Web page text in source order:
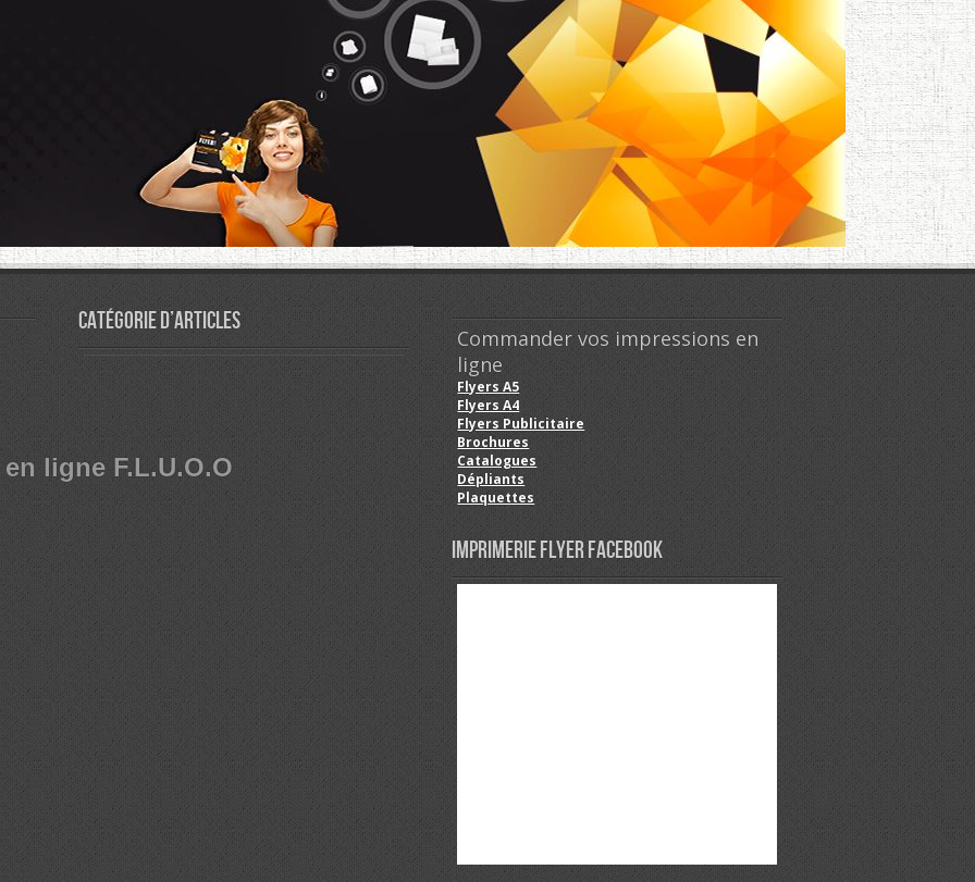
ligne F.L.U.O.O
Catégorie d’articles
Commander vos impressions en
ligne
Flyers A5
Flyers A4
Flyers Publicitaire
Brochures
Catalogues
Dépliants
Plaquettes
Imprimerie Flyer Facebook